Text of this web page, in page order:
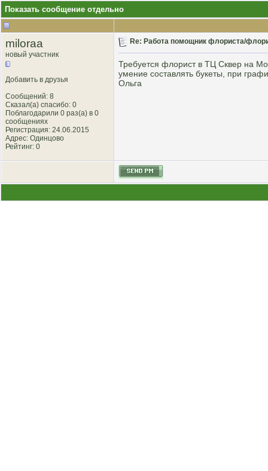
Показать сообщение отдельно
miloraa
новый участник
Добавить в друзья
Сообщений: 8
Сказал(а) спасибо: 0
Поблагодарили 0 раз(а) в 0
сообщениях
Регистрация: 24.06.2015
Адрес: Одинцово
Рейтинг: 0
Re: Работа помощник флориста/
Требуется флорист в ТЦ Сквер на
умение составлять букеты, при
Ольга